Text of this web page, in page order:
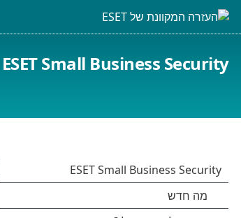
ESET Small Business Security